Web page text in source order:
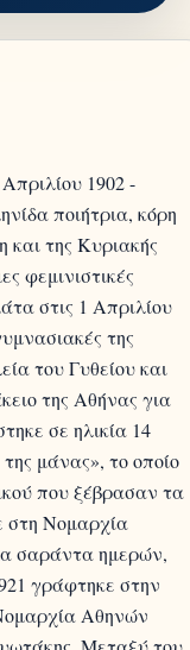
1902 -
ποιήτρια, κόρη
και της Κυριακής
φεμινιστικές
στις 1 Απριλίου
της
του Γυθείου και
της Αθήνας για
σε ηλικία 14
μάνας», το οποίο
που ξέβρασαν τα
στη Νομαρχία
σαράντα ημερών,
γράφτηκε στην
Αθηνών